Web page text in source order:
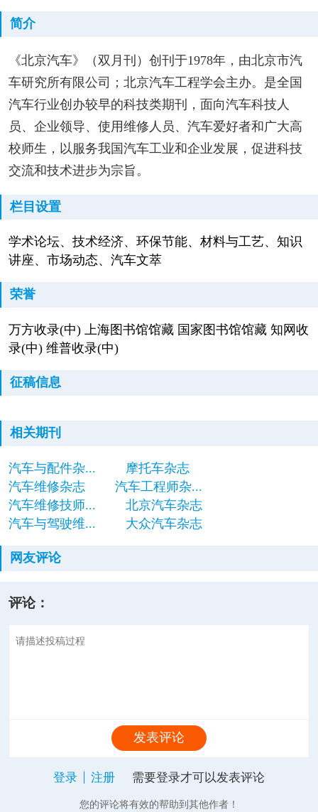
简介
《北京汽车》（双月刊）创刊于1978年，由北京市汽
车研究所有限公司；北京汽车工程学会主办。是全国
汽车行业创办较早的科技类期刊，面向汽车科技人
员、企业领导、使用维修人员、汽车爱好者和广大高
校师生，以服务我国汽车工业和企业发展，促进科技
交流和技术进步为宗旨。
栏目设置
学术论坛、技术经济、环保节能、材料与工艺、知识
讲座、市场动态、汽车文萃
荣誉
万方收录(中) 上海图书馆馆藏 国家图书馆馆藏 知网收
录(中) 维普收录(中)
征稿信息
相关期刊
汽车与配件杂...
摩托车杂志
汽车维修杂志
汽车工程师杂...
汽车维修技师...
北京汽车杂志
汽车与驾驶维...
大众汽车杂志
网友评论
评论：
发表评论
登录 注册 需要登录才可以发表评论
您的评论将有效的帮助到其他作者！